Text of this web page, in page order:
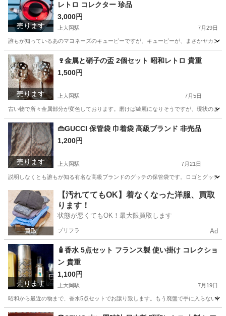
売ります
レトロ コレクター 珍品
3,000円
上大岡駅 7月29日
誰もが知っているあのマヨネーズのキューピーですが、キューピーが、まさかヤカン
神奈川 横浜市 上大岡駅 調理器具 キューピー
売ります
🍷金属と硝子の盃 2個セット 昭和レトロ 貴重
1,500円
上大岡駅 7月5日
古い物で所々金属部分が変色しております。磨けば綺麗になりそうですが、現状のま
神奈川 横浜市 上大岡駅 食器 硝子
売ります
👜GUCCI 保管袋 巾着袋 高級ブランド 非売品
1,200円
上大岡駅 7月21日
説明しなくとも誰もが知る有名な高級ブランドのグッチの保管袋です。ロゴとグッチ
神奈川 横浜市 上大岡駅 バッグ グッチ
【汚れててもOK】着なくなった洋服、買取
ります！
状態が悪くてもOK！最大限買取します
プリフラ Ad
売ります
🧴香水 5点セット フランス製 使い掛け コレクショ
ン 貴重
1,100円
上大岡駅 7月19日
昭和から最近の物まで、香水5点セットでお譲り致します。もう廃盤で手に入らない
神奈川 横浜市 上大岡駅 香水 使い